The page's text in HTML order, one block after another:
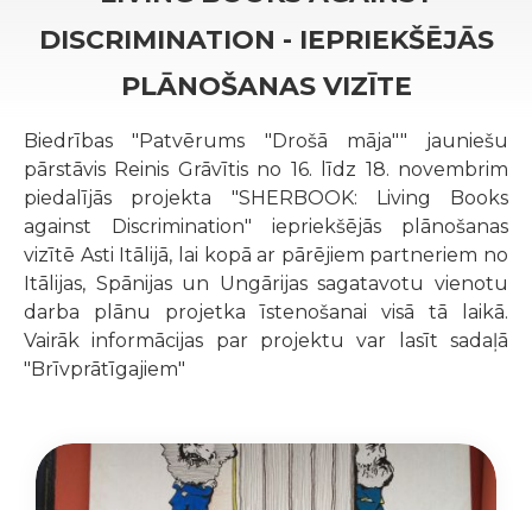
DISCRIMINATION - IEPRIEKŠĒJĀS
PLĀNOŠANAS VIZĪTE
Biedrības "Patvērums "Drošā māja"" jauniešu
pārstāvis Reinis Grāvītis no 16. līdz 18. novembrim
piedalījās projekta "SHERBOOK: Living Books
against Discrimination" iepriekšējās plānošanas
vizītē Asti Itālijā, lai kopā ar pārējiem partneriem no
Itālijas, Spānijas un Ungārijas sagatavotu vienotu
darba plānu projetka īstenošanai visā tā laikā.
Vairāk informācijas par projektu var lasīt sadaļā
"Brīvprātīgajiem"